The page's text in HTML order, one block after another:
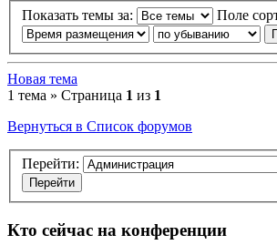
Показать темы за: Поле
Новая тема
1 тема » Страница 1 из 1
Вернуться в Список форумов
Перейти:
Кто сейчас на конференции